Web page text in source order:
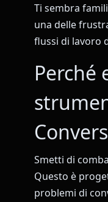
Ti sembra
una delle
flussi di lavoro
Perché
Smetti di
Questo è
problemi di